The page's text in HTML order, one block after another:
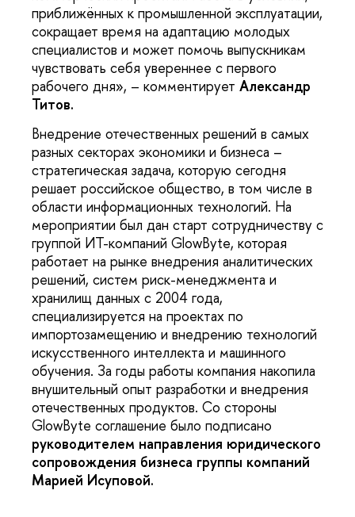
приближённых к промышленной эксплуатации,
сокращает время на адаптацию молодых
специалистов и может помочь выпускникам
чувствовать себя увереннее с первого
рабочего дня», – комментирует Александр
Титов.
Внедрение отечественных решений в самых
разных секторах экономики и бизнеса –
стратегическая задача, которую сегодня
решает российское общество, в том числе в
области информационных технологий. На
мероприятии был дан старт сотрудничеству с
группой ИТ-компаний GlowByte, которая
работает на рынке внедрения аналитических
решений, систем риск-менеджмента и
хранилищ данных с 2004 года,
специализируется на проектах по
импортозамещению и внедрению технологий
искусственного интеллекта и машинного
обучения. За годы работы компания накопила
внушительный опыт разработки и внедрения
отечественных продуктов. Со стороны
GlowByte соглашение было подписано
руководителем направления юридического
сопровождения бизнеса группы компаний
Марией Исуповой.